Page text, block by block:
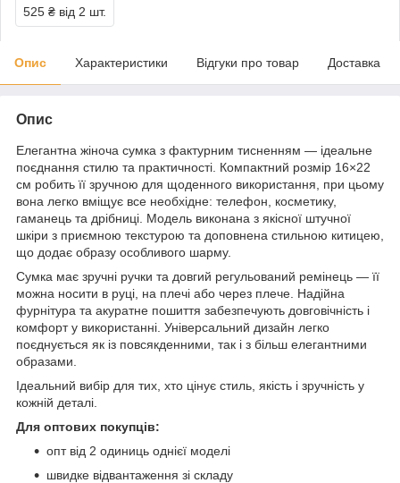
525 ₴ від 2 шт.
Опис Характеристики Відгуки про товар Доставка
Опис
Елегантна жіноча сумка з фактурним тисненням — ідеальне
поєднання стилю та практичності. Компактний розмір 16×22
см робить її зручною для щоденного використання, при цьому
вона легко вміщує все необхідне: телефон, косметику,
гаманець та дрібниці. Модель виконана з якісної штучної
шкіри з приємною текстурою та доповнена стильною китицею,
що додає образу особливого шарму.
Сумка має зручні ручки та довгий регульований ремінець — її
можна носити в руці, на плечі або через плече. Надійна
фурнітура та акуратне пошиття забезпечують довговічність і
комфорт у використанні. Універсальний дизайн легко
поєднується як із повсякденними, так і з більш елегантними
образами.
Ідеальний вибір для тих, хто цінує стиль, якість і зручність у
кожній деталі.
Для оптових покупців:
опт від 2 одиниць однієї моделі
швидке відвантаження зі складу